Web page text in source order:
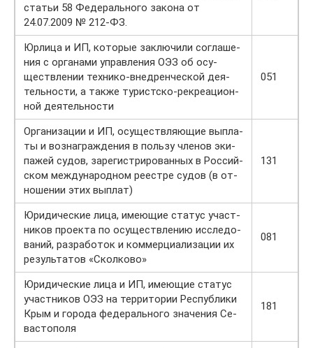
статьи 58 Федерального за­ко­на от
24.07.2009 № 212-ФЗ.
Юрлица и ИП, которые за­клю­чили со­гла­ше­
ния с ор­га­на­ми управ­ле­ния ОЭЗ об осу­
ществ­ле­нии тех­ни­ко-внед­рен­че­ской де­я­
тель­но­сти, а также ту­рист­ско-ре­кре­а­ци­он­
ной де­я­тель­но­сти
051
Организации и ИП, осуществляющие вы­пла­
ты и воз­на­граж­де­ния в пользу чле­нов эки­
па­жей судов, за­ре­ги­стри­ро­ван­ных в Рос­сий­
ском меж­ду­на­род­ном ре­ест­ре судов (в от­
но­ше­нии этих вы­плат)
131
Юридические лица, имеющие ста­тус участ­
ни­ков про­ек­та по осу­ществ­ле­нию ис­сле­до­
ва­ний, раз­ра­бо­ток и ком­мер­ци­а­ли­за­ции их
ре­зуль­та­тов «Скол­ко­во»
081
Юридические лица и ИП, имеющие ста­тус
участ­ни­ков ОЭЗ на тер­ри­то­рии Рес­пуб­ли­ки
Крым и го­ро­да фе­де­раль­но­го зна­че­ния Се­
ва­сто­по­ля
181